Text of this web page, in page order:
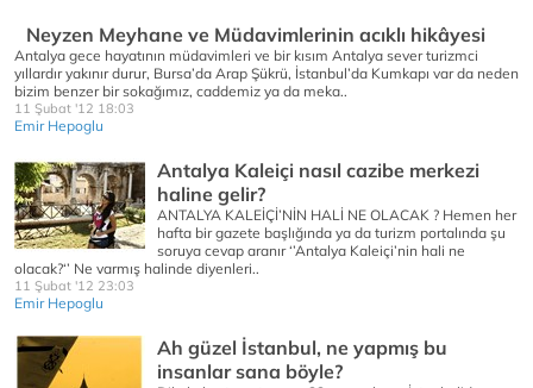
Neyzen Meyhane ve Müdavimlerinin acıklı hikâyesi
Antalya gece hayatının müdavimleri ve bir kısım Antalya sever turizmci
yıllardır yakınır durur, Bursa’da Arap Şükrü, İstanbul’da Kumkapı var da neden
bizim benzer bir sokağımız, caddemiz ya da meka..
11 Şubat '12 18:03
Emir Hepoglu
Antalya Kaleiçi nasıl cazibe merkezi
haline gelir?
ANTALYA KALEİÇİ’NİN HALİ NE OLACAK ? Hemen her
hafta bir gazete başlığında ya da turizm portalında şu
soruya cevap aranır ‘’Antalya Kaleiçi’nin hali ne
olacak?‘’ Ne varmış halinde diyenleri..
11 Şubat '12 23:03
Emir Hepoglu
Ah güzel İstanbul, ne yapmış bu
insanlar sana böyle?